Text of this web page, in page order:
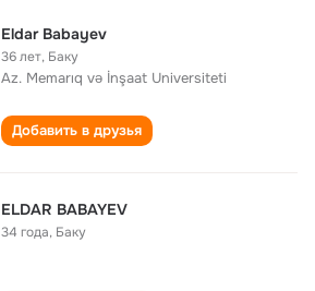
Eldar Babayev
36 лет, Баку
Az. Memarıq və İnşaat Universiteti
Добавить в друзья
ELDAR BABAYEV
34 года, Баку